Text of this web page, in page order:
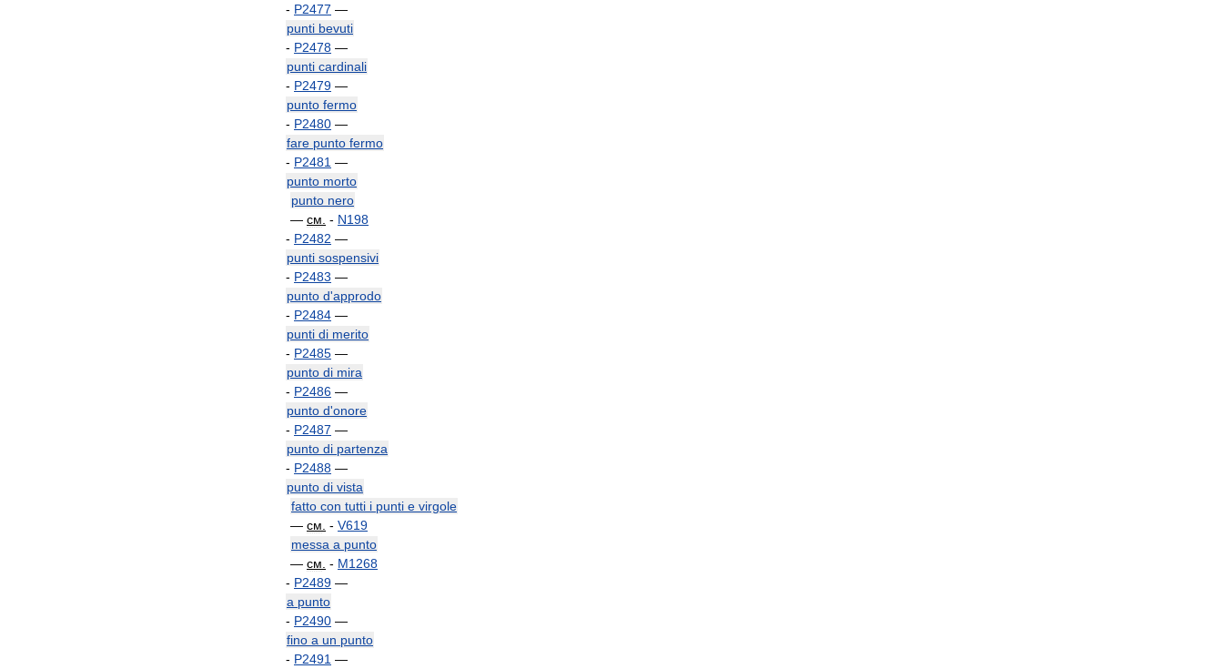
- P2477 —
punti bevuti
- P2478 —
punti cardinali
- P2479 —
punto fermo
- P2480 —
fare punto fermo
- P2481 —
punto morto
punto nero
— см - N198
- P2482 —
punti sospensivi
- P2483 —
punto d'approdo
- P2484 —
punti di merito
- P2485 —
punto di mira
- P2486 —
punto d'onore
- P2487 —
punto di partenza
- P2488 —
punto di vista
fatto con tutti i punti e virgole
— см - V619
messa a punto
— см - M1268
- P2489 —
a punto
- P2490 —
fino a un punto
- P2491 —